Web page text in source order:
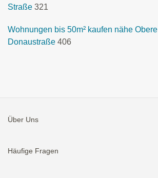
Straße 321
Wohnungen bis 50m² kaufen nähe Obere
Donaustraße 406
Über Uns
Häufige Fragen